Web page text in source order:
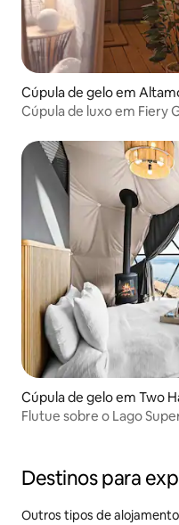
Cúpula de gelo em
Cúpula de luxo em Fiery
Cúpula de gelo em Two
Flutue sobre o Lago
Destinos para
Outros tipos de